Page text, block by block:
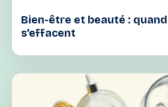
Bien-être et beauté :
s’effacent